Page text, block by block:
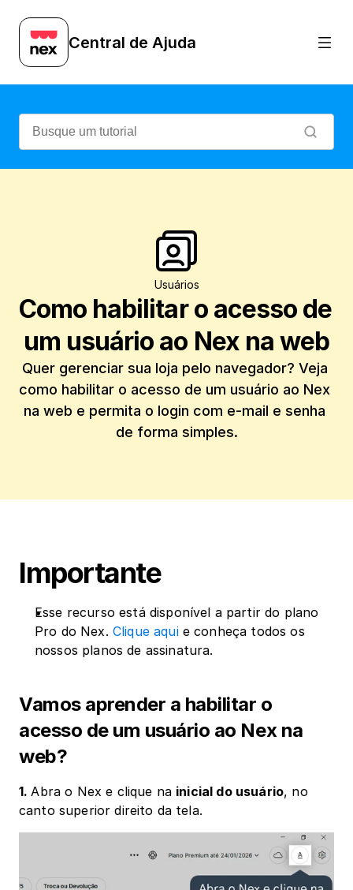
Central de Ajuda
Usuários
Como habilitar o acesso de
um usuário ao Nex na web
Quer gerenciar sua loja pelo navegador? Veja
como habilitar o acesso de um usuário ao Nex
na web e permita o login com e-mail e senha
de forma simples.
Importante
Esse recurso está disponível a partir do plano
Pro do Nex. Clique aqui e conheça todos os
nossos planos de assinatura.
‍Vamos aprender a habilitar o
acesso de um usuário ao Nex na
web?
1. Abra o Nex e clique na inicial do usuário, no
canto superior direito da tela.